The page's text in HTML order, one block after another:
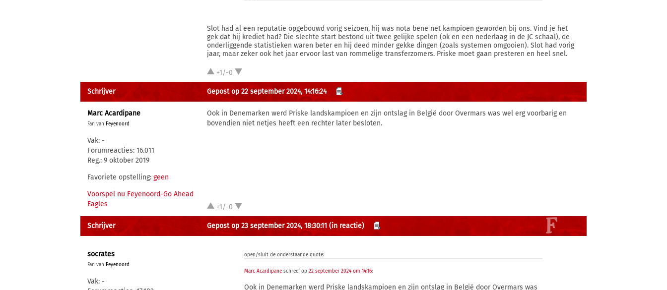
Slot had al een reputatie opgebouwd vorig seizoen, hij was nota bene net kampioen geworden bij ons. Vind je het
gek dat hij krediet had? Die slechte start bestond uit twee gelijke spelen (ok en een nederlaag in de JC schaal), de
onderliggende statistieken waren beter en hij deed minder gekke dingen (zoals systemen omgooien). Slot had vorig
jaar, maar zeker ook het jaar ervoor last van rommelige transferzomers. Priske moet gaan presteren en heel snel.
+1/-0
Schrijver Gepost op 22 september 2024, 14:16:24
Marc Acardipane
Fan van Feyenoord
Vak: -
Forumreacties: 16.011
Reg.: 9 oktober 2019
Favoriete opstelling: geen
Voorspel nu Feyenoord-Go Ahead
Eagles
Ook in Denemarken werd Priske landskampioen en zijn ontslag in België door Overmars was wel erg voorbarig en
bovendien niet netjes heeft een rechter later besloten.
+1/-0
Schrijver Gepost op 23 september 2024, 18:30:11 (in reactie)
socrates
Fan van Feyenoord
Vak: -
open/sluit de onderstaande quote:
Marc Acardipane schreef op22 september 2024 om 14:16:
Ook in Denemarken werd Priske landskampioen en zijn ontslag in België door Overmars was